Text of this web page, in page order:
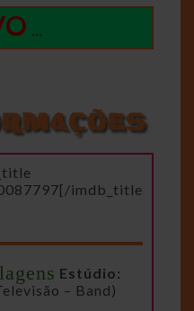
imdb_title
Estúdio:
– Band)